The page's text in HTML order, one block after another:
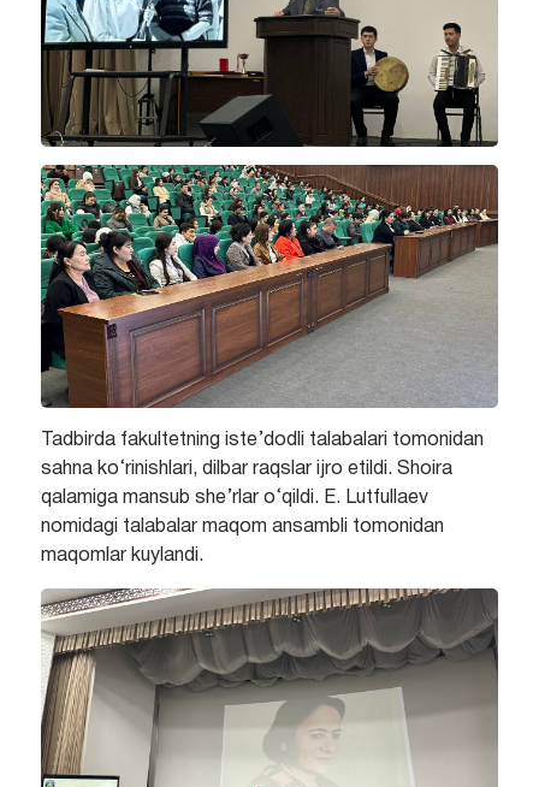
Tadbirda fakultetning iste’dodli talabalari tomonidan
sahna ko‘rinishlari, dilbar raqslar ijro etildi. Shoira
qalamiga mansub she’rlar o‘qildi. E. Lutfullaev
nomidagi talabalar maqom ansambli tomonidan
maqomlar kuylandi.